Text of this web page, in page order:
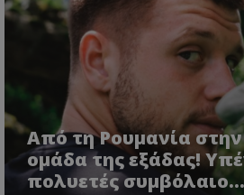
Από τη Ρουμανία
ομάδα της εξάδας!
πολυετές συμβόλαιο...